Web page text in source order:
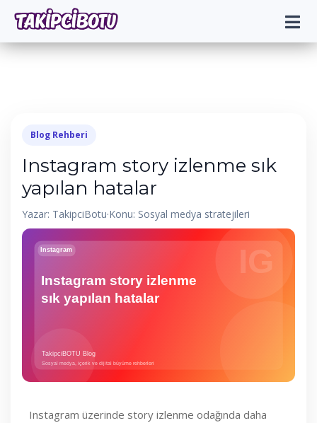
Blog Rehberi
Instagram story izlenme sık
yapılan hatalar
Yazar: TakipciBotu·Konu: Sosyal medya stratejileri
Instagram üzerinde story izlenme odağında daha